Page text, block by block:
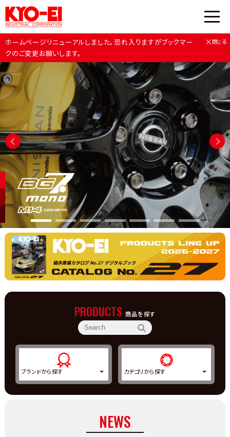
ホームページリニューアルしました。恐れ入りますがブックマー
クのご変更お願いします。
×閉じる
PRODUCTS 商品を探す
NEWS